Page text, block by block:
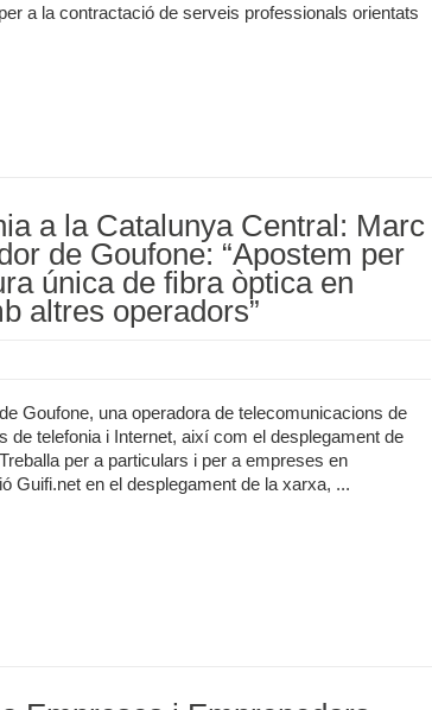
a la contractació de serveis professionals orientats
a la Catalunya Central: Marc
de Goufone: “Apostem per
única de fibra òptica en
altres operadors”
Goufone, una operadora de telecomunicacions de
de telefonia i Internet, així com el desplegament de
per a particulars i per a empreses en
Guifi.net en el desplegament de la xarxa, ...